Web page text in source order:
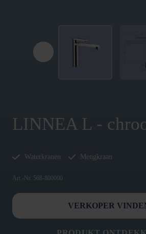
LINNEA L -
Waterkranen Mengkraan
Art.-Nr. 568-800000
VERKOPER